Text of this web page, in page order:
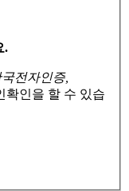
.
전자인증,
확인을 할 수 있습